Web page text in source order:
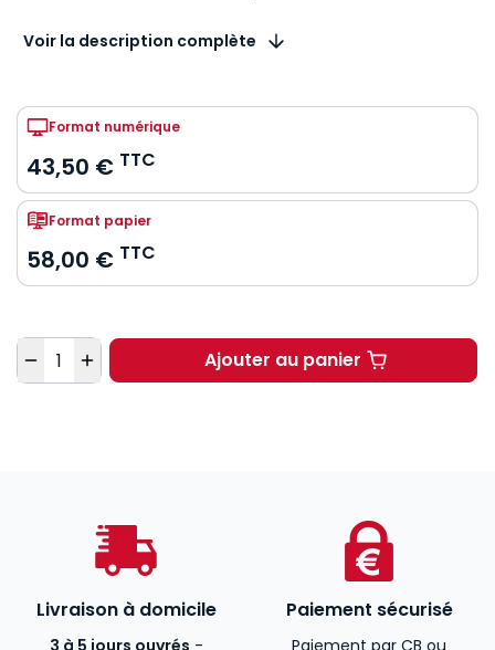
Voir la description complète
Format numérique
43,50 € TTC
Format papier
58,00 € TTC
Quantité Ajouter au panier
Entreprise
Livraison à domicile Paiement sécurisé